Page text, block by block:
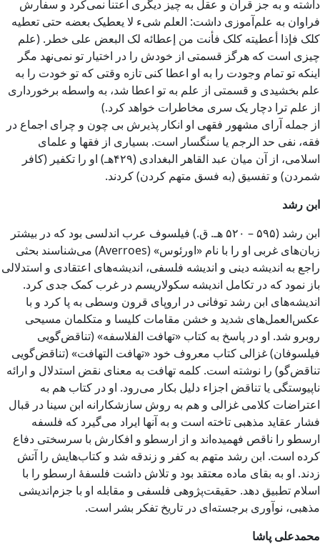
داشته و به جز قرآن و عقل به چیز دیگری اعتنا نمی‌کرد و سفارش
فراوان به علم‌آموزی داشت: العلم شیء لا یعطیک بعضه حتی تعطیه
کلک فإذا أعطیته کلک فأنت من إعطائه لک البعض علی خطر. (علم
چیزی است که هرگز قسمتی از خودش را در اختیار تو نمی‌نهد مگر
اینکه تو تمام وجودت را به او اعطا کنی تازه وقتی که تو خودت را به
علم بخشیدی و قسمتی از علم به تو اعطا شد، به واسطه برخورداری
از علم ترا دچار یک سری مخاطرات خواهد کرد.)
از جمله آرای مشهور فقهی او انکار پذیرش بی چون و چرای اجماع در
فقه، نفی حد الرجم یا سنگسار است. بسیاری از فقها و علمای
اسلامی، از آن میان عبد القاهر البغدادی (۴۲۹هـ) او را تکفیر (کافر
شمردن) و تفسیق (به فسق متهم کردن) کردند.
ابن رشد
ابن رشد (۵۹۵ – ۵۲۰ هـ. ق.) فیلسوف عرب اندلسی بود که در بیشتر
زبان‌های غربی او را با نام «اورئوس» (Averroes) می‌شناسند بحثی
راجع به اندیشه دینی و اندیشه فلسفی، اندیشه‌های اعتقادی و استدلالی
باز نمود که در تکامل اندیشه سکولاریسم در غرب کمک جدی کرد.
اندیشه‌های ابن رشد توفانی در اروپای قرون وسطی به پا کرد و با
عکس‌العمل‌های شدید و خشن مقامات کلیسا و متکلمان مسیحی
روبرو شد. او در پاسخ به کتاب «تهافت الفلاسفه» (تناقض‌گویی
فیلسوفان) غزالی کتاب معروف خود «تهافت التهافت» (تناقض‌گویی
تناقض‌گو) را نوشته است. کلمه تهافت به معنای نقض استدلال و ارائه
ناپیوستگی یا تناقض اجزاء دلیل بکار می‌رود. او در کتاب هم به
اعتراضات کلامی غزالی و هم به روش سازشکارانه ابن سینا در قبال
فشار عقاید مذهبی تاخته است و به آنها ایراد می‌گیرد که فلسفه
ارسطو را ناقص فهمیده‌اند و از ارسطو و افکارش با سرسختی دفاع
کرده است. ابن رشد متهم به کفر و زندقه شد و کتاب‌هایش را آتش
زدند. او به بقای ماده معتقد بود و تلاش داشت فلسفهٔ ارسطو را با
اسلام تطبیق دهد. حقیقت‌پژوهی فلسفی و مقابله او با جزم‌اندیشی
مذهبی، نوآوری برجسته‌ای در تاریخ تفکر بشر است.
محمدعلی پاشا